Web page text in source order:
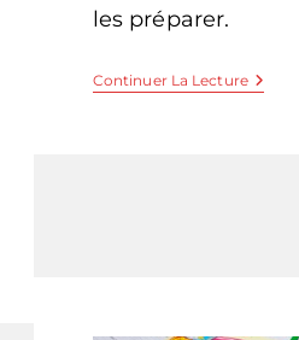
les préparer.
Continuer La LectureRamen
: